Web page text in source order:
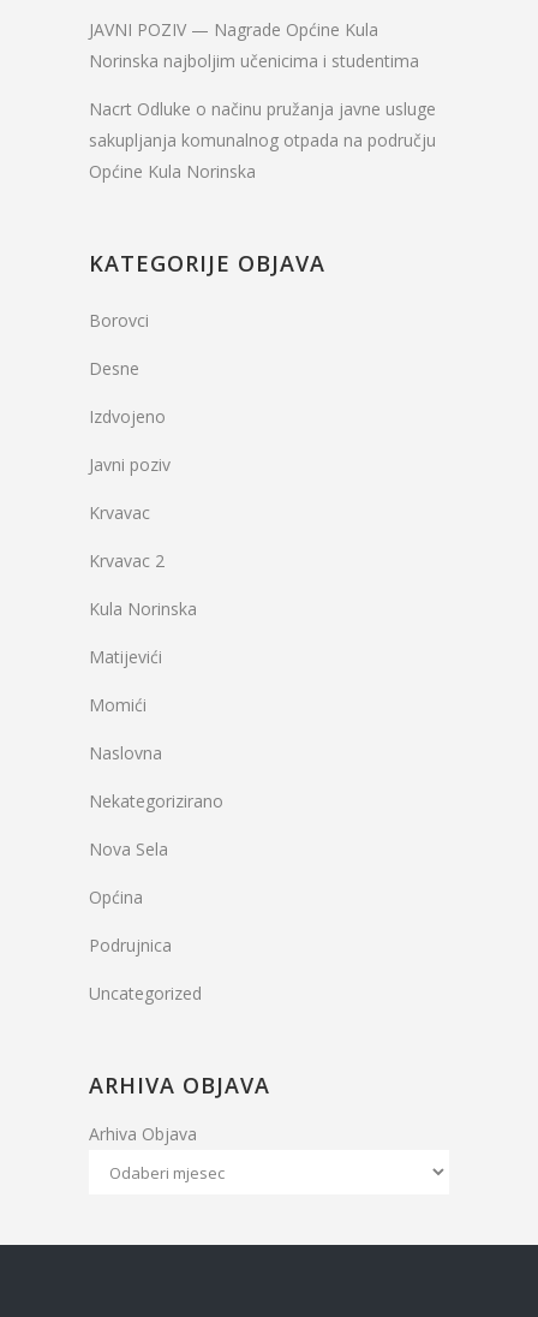
JAVNI POZIV — Nagrade Općine Kula
Norinska najboljim učenicima i studentima
Nacrt Odluke o načinu pružanja javne usluge
sakupljanja komunalnog otpada na području
Općine Kula Norinska
KATEGORIJE OBJAVA
Borovci
Desne
Izdvojeno
Javni poziv
Krvavac
Krvavac 2
Kula Norinska
Matijevići
Momići
Naslovna
Nekategorizirano
Nova Sela
Općina
Podrujnica
Uncategorized
ARHIVA OBJAVA
Arhiva Objava